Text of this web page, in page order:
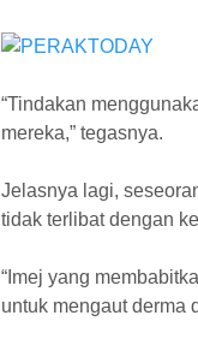
“Tindakan
mereka,” tegasnya.
Jelasnya lagi,
tidak terlibat dengan
“Imej yang
untuk mengaut derma